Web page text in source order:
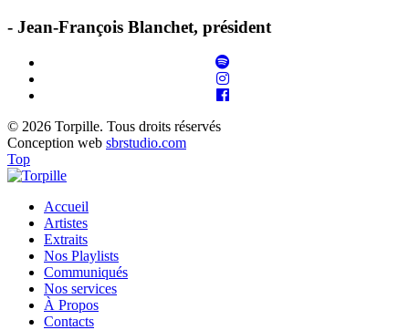
- Jean-François Blanchet, président
© 2026 Torpille. Tous droits réservés
Conception web sbrstudio.com
Top
Accueil
Artistes
Extraits
Nos Playlists
Communiqués
Nos services
À Propos
Contacts